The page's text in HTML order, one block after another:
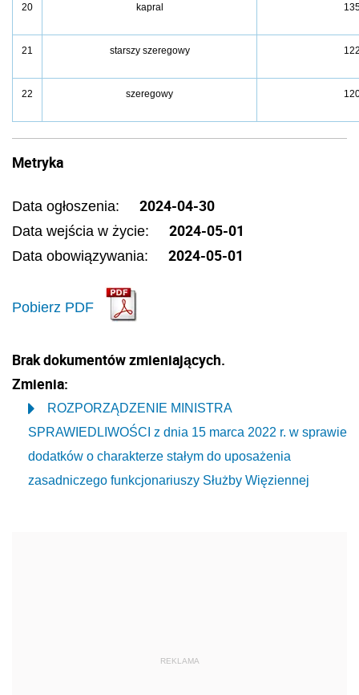
20 kapral
21 starszy szeregowy
22 szeregowy
Metryka
Data ogłoszenia: 2024-04-30
Data wejścia w życie: 2024-05-01
Data obowiązywania: 2024-05-01
Pobierz PDF
Brak dokumentów zmieniających.
Zmienia:
ROZPORZĄDZENIE MINISTRA
SPRAWIEDLIWOŚCI z dnia 15 marca 2022 r. w sprawie
dodatków o charakterze stałym do uposażenia
zasadniczego funkcjonariuszy Służby Więziennej